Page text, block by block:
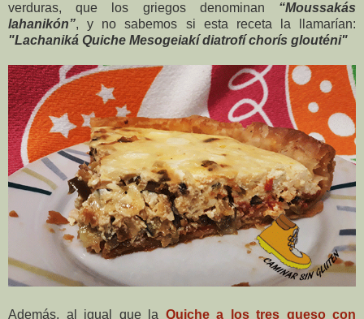
verduras, que los griegos denominan “Moussakás
lahanikón”, y no sabemos si esta receta la llamarían:
"Lachaniká Quiche Mesogeiakí diatrofí chorís glouténi"
Además, al igual que la Quiche a los tres queso con